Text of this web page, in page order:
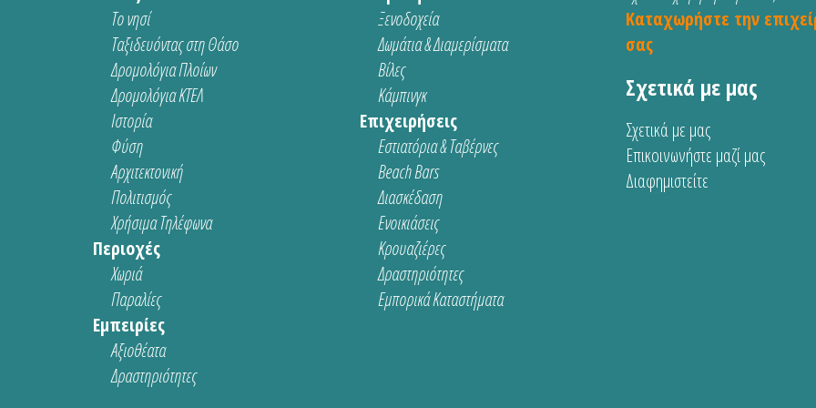
Το νησί
Ταξιδευόντας στη Θάσο
Δρομολόγια Πλοίων
Δρομολόγια ΚΤΕΛ
Ιστορία
Φύση
Αρχιτεκτονική
Πολιτισμός
Χρήσιμα Τηλέφωνα
Περιοχές
Χωριά
Παραλίες
Εμπειρίες
Αξιοθέατα
Δραστηριότητες
Ξενοδοχεία
Δωμάτια & Διαμερίσματα
Βίλες
Κάμπινγκ
Επιχειρήσεις
Εστιατόρια & Ταβέρνες
Beach Bars
Διασκέδαση
Ενοικιάσεις
Κρουαζιέρες
Δραστηριότητες
Εμπορικά Καταστήματα
Καταχωρήστε την
σας
Σχετικά με μας
Σχετικά με μας
Επικοινωνήστε μαζί μας
Διαφημιστείτε